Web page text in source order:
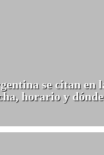
se citan en
horario y